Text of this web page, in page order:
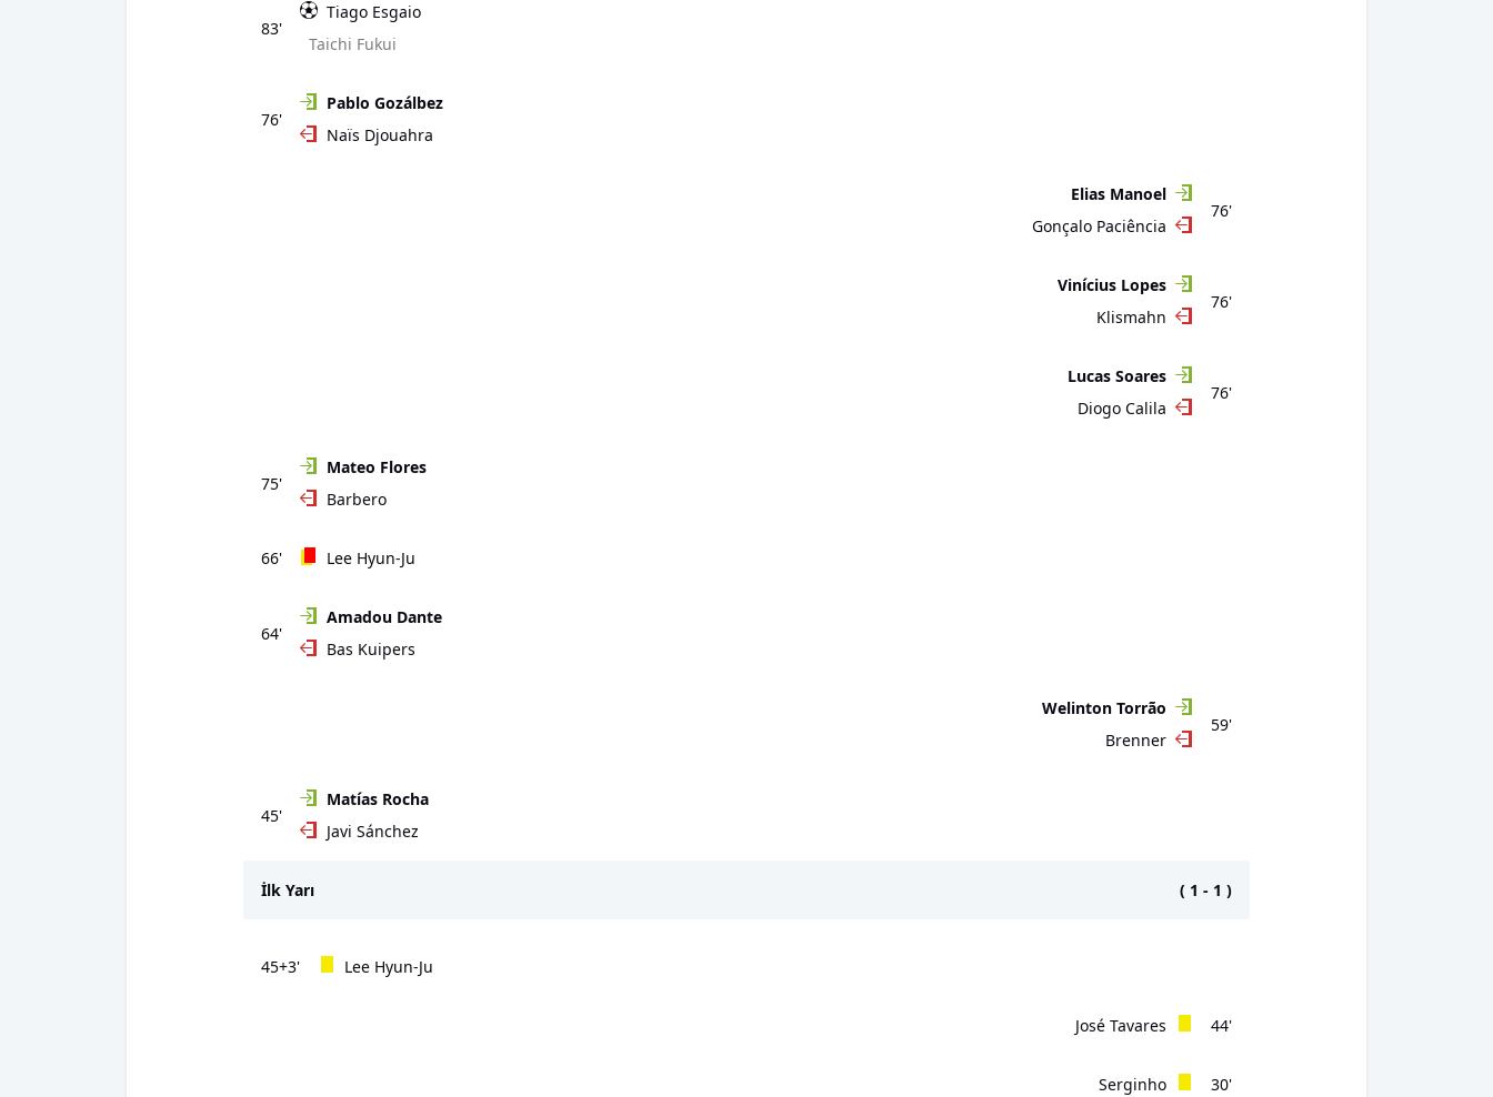
83'
Tiago Esgaio
Taichi Fukui
76'
Pablo Gozálbez
Naïs Djouahra
76'
Elias Manoel
Gonçalo Paciência
76'
Vinícius Lopes
Klismahn
76'
Lucas Soares
Diogo Calila
75'
Mateo Flores
Barbero
66' Lee Hyun-Ju
64'
Amadou Dante
Bas Kuipers
59'
Welinton Torrão
Brenner
45'
Matías Rocha
Javi Sánchez
İlk Yarı ( 1 - 1 )
45+3' Lee Hyun-Ju
44'
José Tavares
30'
Serginho